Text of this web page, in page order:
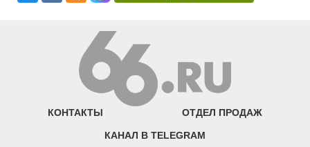
КОНТАКТЫ ОТДЕЛ ПРОДАЖ
КАНАЛ В TELEGRAM